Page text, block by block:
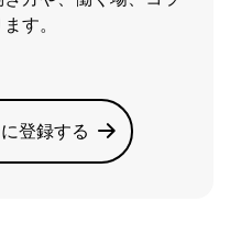
す。
登録する